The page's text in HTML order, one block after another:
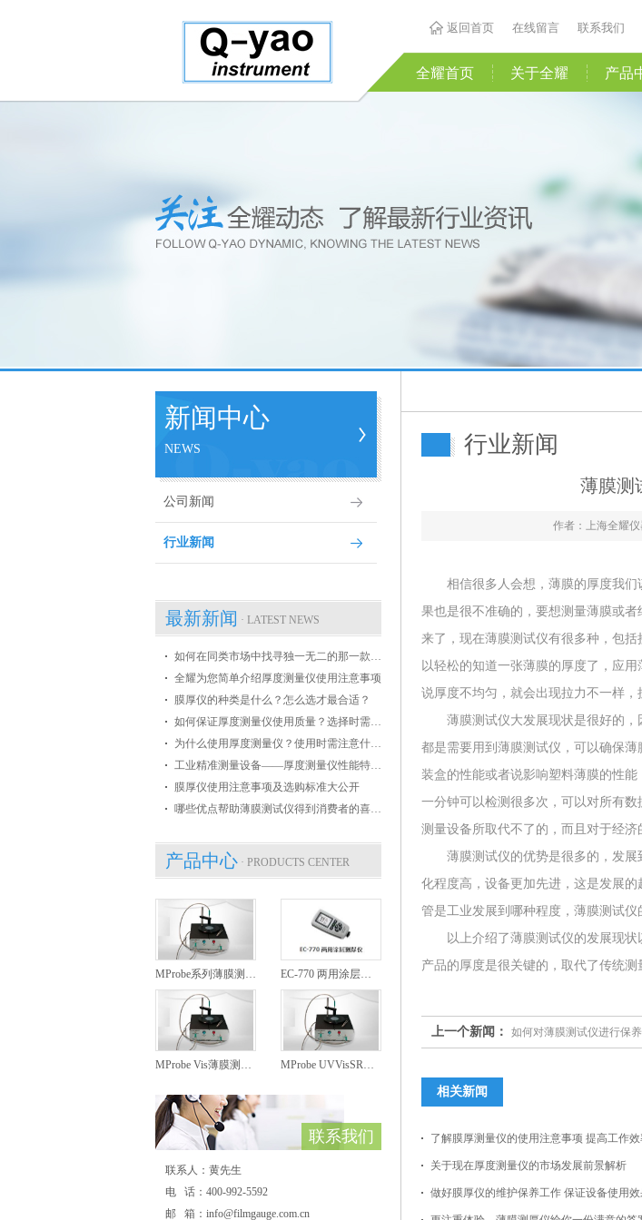
返回首页 在线留言 联系我们
全耀首页 关于全耀 产品
新闻中心
NEWS
公司新闻
行业新闻
最新新闻 · LATEST NEWS
如何在同类市场中找寻独一无二的那一款膜厚仪
全耀为您简单介绍厚度测量仪使用注意事项
膜厚仪的种类是什么？怎么选才最合适？
如何保证厚度测量仪使用质量？选择时需掌握哪些条件？
为什么使用厚度测量仪？使用时需注意什么？
工业精准测量设备——厚度测量仪性能特点介绍
膜厚仪使用注意事项及选购标准大公开
哪些优点帮助薄膜测试仪得到消费者的喜爱？
产品中心 · PRODUCTS CENTER
MProbe系列薄膜测厚仪 EC-770 两用涂层测厚仪
MProbe Vis薄膜测厚仪 MProbe UVVisSR薄膜测厚仪
联系我们
联系人：黄先生
电 话：400-992-5592
邮 箱：info@filmgauge.com.cn
行业新闻
薄膜测
作者：上海全耀
相信很多人会想，薄膜的厚度我们
果也是很不准确的，要想测量薄膜或者
来了，现在薄膜测试仪有很多种，包
以轻松的知道一张薄膜的厚度了，应
说厚度不均匀，就会出现拉力不一样，
薄膜测试仪大发展现状是很好的，
都是需要用到薄膜测试仪，可以确保
装盒的性能或者说影响塑料薄膜的性
一分钟可以检测很多次，可以对所有
测量设备所取代不了的，而且对于经济
薄膜测试仪的优势是很多的，发展
化程度高，设备更加先进，这是发展
管是工业发展到哪种程度，薄膜测试仪
以上介绍了薄膜测试仪的发展现状
产品的厚度是很关键的，取代了传统
上一个新闻： 如何对薄膜测试仪进行保养,薄膜测试
相关新闻
了解膜厚测量仪的使用注意事项 提高工作
关于现在厚度测量仪的市场发展前景解析
做好膜厚仪的维护保养工作 保证设备使用